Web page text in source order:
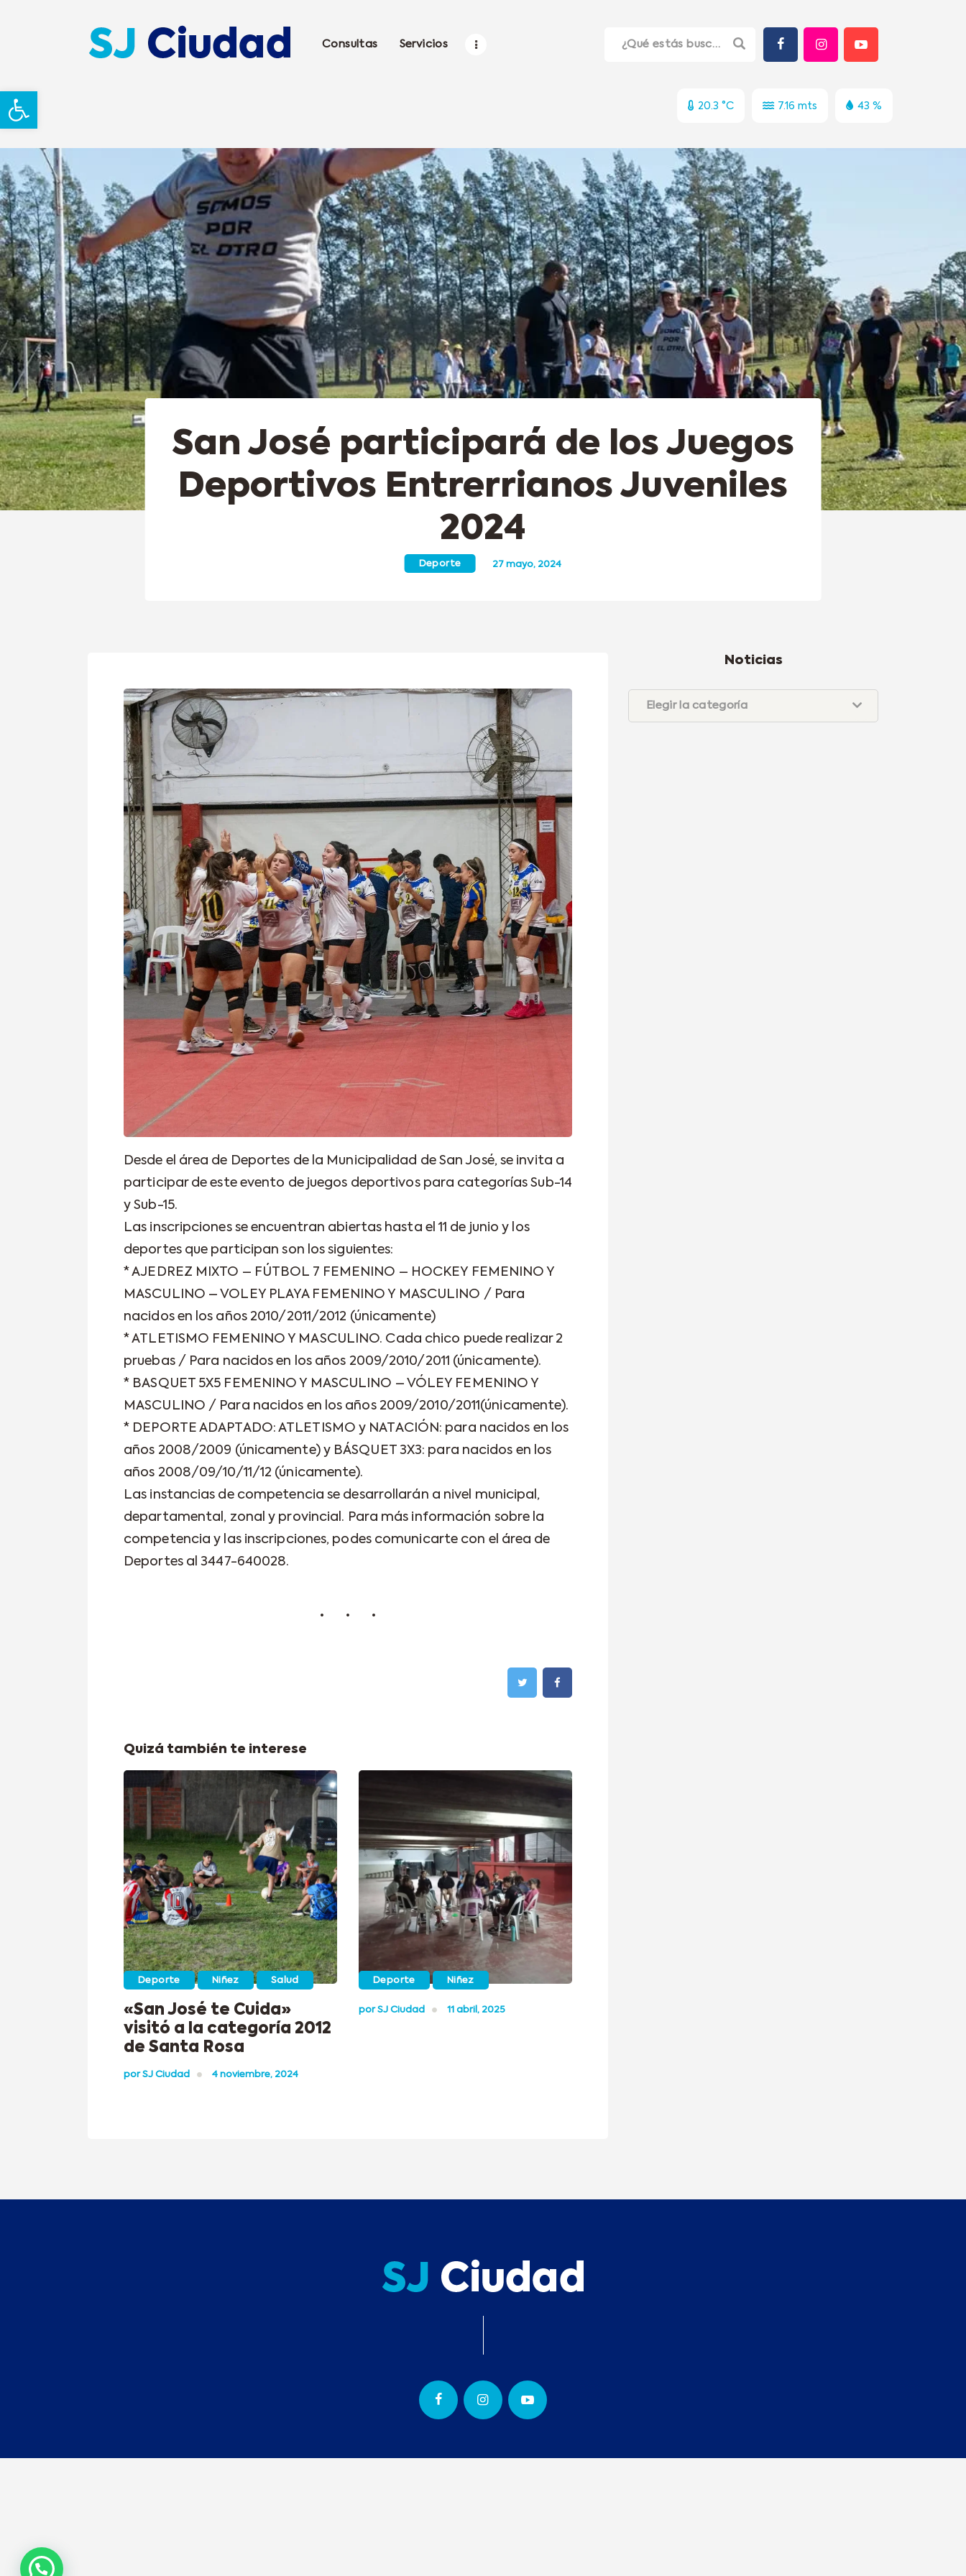
Abrir barra de herramientas
Consultas Servicios
20.3 °C 7.16 mts 43 %
San José participará de los Juegos
Deportivos Entrerrianos Juveniles
2024
Deporte 27 mayo, 2024
Desde el área de Deportes de la Municipalidad de San José, se invita a
participar de este evento de juegos deportivos para categorías Sub-14
y Sub-15.
Las inscripciones se encuentran abiertas hasta el 11 de junio y los
deportes que participan son los siguientes:
* AJEDREZ MIXTO – FÚTBOL 7 FEMENINO – HOCKEY FEMENINO Y
MASCULINO – VOLEY PLAYA FEMENINO Y MASCULINO / Para
nacidos en los años 2010/2011/2012 (únicamente)
* ATLETISMO FEMENINO Y MASCULINO. Cada chico puede realizar 2
pruebas / Para nacidos en los años 2009/2010/2011 (únicamente).
* BASQUET 5X5 FEMENINO Y MASCULINO – VÓLEY FEMENINO Y
MASCULINO / Para nacidos en los años 2009/2010/2011(únicamente).
* DEPORTE ADAPTADO: ATLETISMO y NATACIÓN: para nacidos en los
años 2008/2009 (únicamente) y BÁSQUET 3X3: para nacidos en los
años 2008/09/10/11/12 (únicamente).
Las instancias de competencia se desarrollarán a nivel municipal,
departamental, zonal y provincial. Para más información sobre la
competencia y las inscripciones, podes comunicarte con el área de
Deportes al 3447-640028.
Quizá también te interese
Deporte Niñez Salud
«San José te Cuida»
visitó a la categoría 2012
de Santa Rosa
porSJ Ciudad 4 noviembre, 2024
Deporte Niñez
porSJ Ciudad 11 abril, 2025
Noticias